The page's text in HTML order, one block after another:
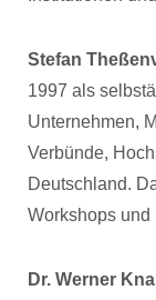
Stefan
1997 als
Unternehmen,
Verbünde,
Deutschland.
Workshops und
Dr. Werner